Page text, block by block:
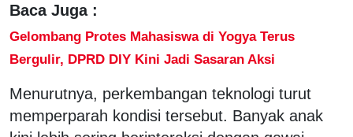
Baca Juga :
Gelombang Protes Mahasiswa di Yogya Terus
Bergulir, DPRD DIY Kini Jadi Sasaran Aksi
Menurutnya, perkembangan teknologi turut
memperparah kondisi tersebut. Banyak anak